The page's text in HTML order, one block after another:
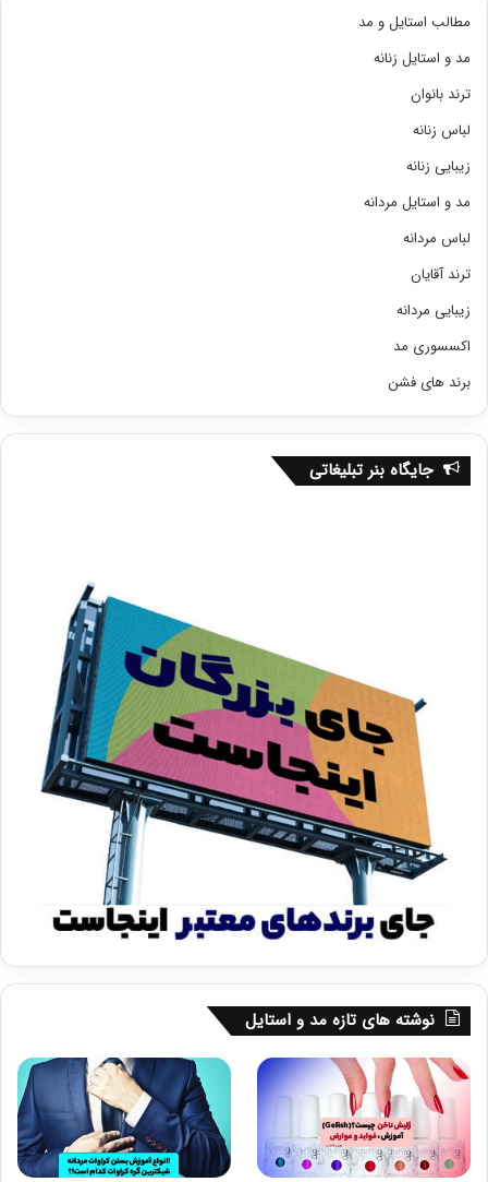
مطالب استایل و مد
مد و استایل زنانه
ترند بانوان
لباس زنانه
زیبایی زنانه
مد و استایل مردانه
لباس مردانه
ترند آقایان
زیبایی مردانه
اکسسوری مد
برند های فشن
جایگاه بنر تبلیغاتی
نوشته های تازه مد و استایل